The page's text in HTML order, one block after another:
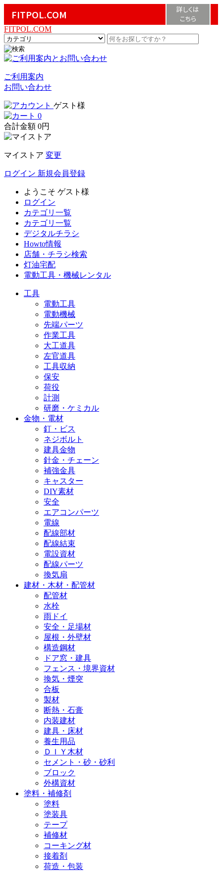
FITPOL.COM
詳しくは
こちら
FITPOL.COM
ご利用案内
お問い合わせ
ゲスト様
0
合計金額 0円
マイストア 変更
ログイン 新規会員登録
ようこそ ゲスト様
ログイン
カテゴリ一覧
カテゴリ一覧
デジタルチラシ
Howto情報
店舗・チラシ検索
灯油宅配
電動工具・機械レンタル
工具
電動工具
電動機械
先端パーツ
作業工具
大工道具
左官道具
工具収納
保安
荷役
計測
研磨・ケミカル
金物・電材
釘・ビス
ネジボルト
建具金物
針金・チェーン
補強金具
キャスター
DIY素材
安全
エアコンパーツ
電線
配線部材
配線結束
電設資材
配線パーツ
換気扇
建材・木材・配管材
配管材
水栓
雨ドイ
安全・足場材
屋根・外壁材
構造鋼材
ドア窓・建具
フェンス・境界資材
換気・煙突
合板
製材
断熱・石膏
内装建材
建具・床材
養生用品
ＤＩＹ木材
セメント・砂・砂利
ブロック
外構資材
塗料・補修剤
塗料
塗装具
テープ
補修材
コーキング材
接着剤
荷造・包装